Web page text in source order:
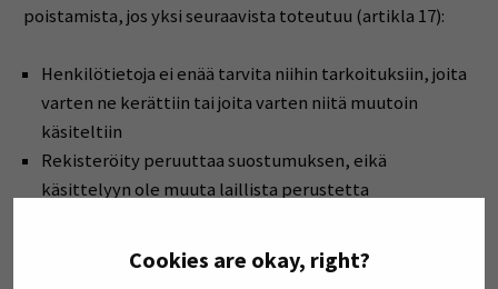
Cookies are okay, right?
poistamista, jos yksi seuraavista toteutuu (artikla 17):
Henkilötietoja ei enää tarvita niihin tarkoituksiin, joita
varten ne kerättiin tai joita varten niitä muutoin
käsiteltiin
Rekisteröity peruuttaa suostumuksen, eikä
käsittelyyn ole muuta laillista perustetta
olemassa perusteltua syytä (artikla 21)
Henkilötietoja on käsitelty lainvastaisesti